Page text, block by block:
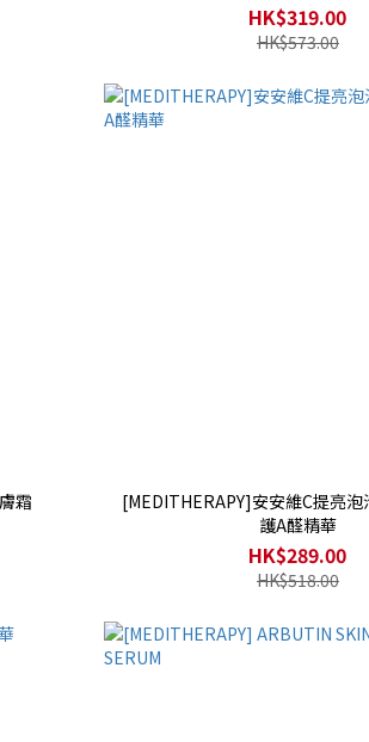
HK$319.00
HK$573.00
霜
[MEDITHERAPY]安安維C提亮
護A醛精華
HK$289.00
HK$518.00